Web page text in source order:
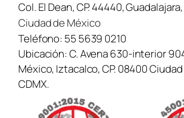
Col. El Dean, CP. 44440,
Ciudad de México
Teléfono: 55 5639 0210
Ubicación:C. Avena 630-interior
México, Iztacalco, CP. 08400
CDMX.